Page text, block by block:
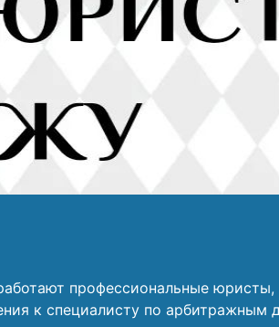
профессиональные юристы,
к специалисту по арбитражным